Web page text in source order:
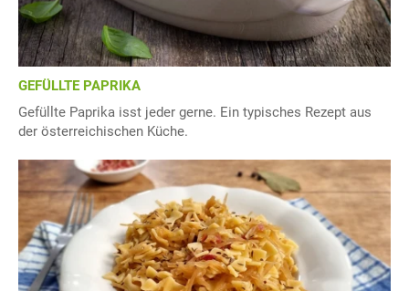
GEFÜLLTE PAPRIKA
Gefüllte Paprika isst jeder gerne. Ein typisches Rezept aus
der österreichischen Küche.